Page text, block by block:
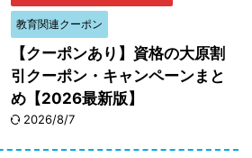
教育関連クーポン
【クーポンあり】資格の大原割
引クーポン・キャンペーンまと
め【2026最新版】
2026/8/7